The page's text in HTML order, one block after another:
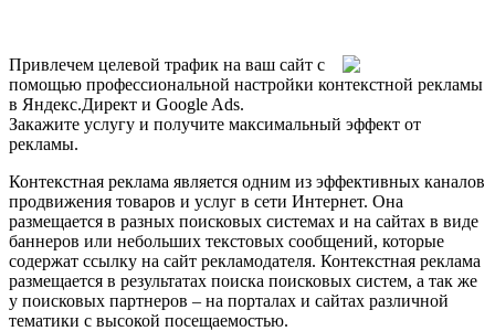
Привлечем целевой трафик на ваш сайт с
помощью профессиональной настройки контекстной рекламы
в Яндекс.Директ и Google Ads.
Закажите услугу и получите максимальный эффект от
рекламы.
Контекстная реклама является одним из эффективных каналов
продвижения товаров и услуг в сети Интернет. Она
размещается в разных поисковых системах и на сайтах в виде
баннеров или небольших текстовых сообщений, которые
содержат ссылку на сайт рекламодателя. Контекстная реклама
размещается в результатах поиска поисковых систем, а так же
у поисковых партнеров – на порталах и сайтах различной
тематики с высокой посещаемостью.